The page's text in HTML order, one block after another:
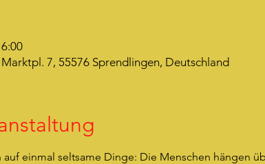
7, 55576 Sprendlingen, Deutschland
einmal seltsame Dinge: Die Menschen hängen